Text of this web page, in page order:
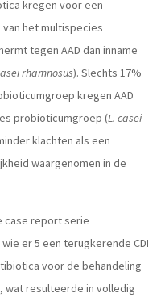
kregen voor een
het multispecies
tegen AAD dan inname
rhamnosus). Slechts 17%
kregen AAD
probioticumgroep (L. casei
klachten als een
waargenomen in de
case report serie
er 5 een terugkerende CDI
voor de behandeling
wat resulteerde in volledig